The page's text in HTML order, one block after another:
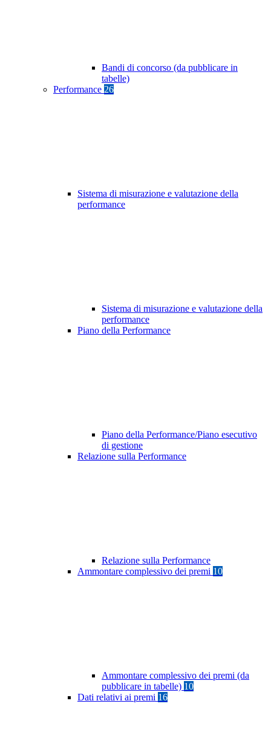
Bandi di concorso (da pubblicare in
tabelle)
Performance 26
Sistema di misurazione e valutazione della
performance
Sistema di misurazione e valutazione della
performance
Piano della Performance
Piano della Performance/Piano esecutivo
di gestione
Relazione sulla Performance
Relazione sulla Performance
Ammontare complessivo dei premi 10
Ammontare complessivo dei premi (da
pubblicare in tabelle) 10
Dati relativi ai premi 16